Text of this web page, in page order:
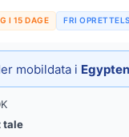
I 15 DAGE FRI
mobildata i Egypten
tale